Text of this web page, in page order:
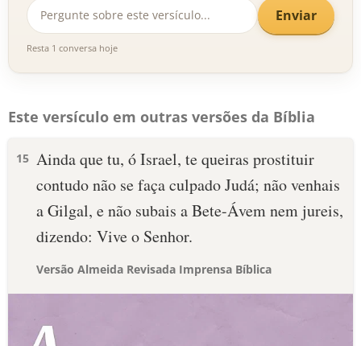
Enviar
Resta 1 conversa hoje
Este versículo em outras versões da Bíblia
15 Ainda que tu, ó Israel, te queiras prostituir
contudo não se faça culpado Judá; não venhais
a Gilgal, e não subais a Bete-Ávem nem jureis,
dizendo: Vive o Senhor.
Versão Almeida Revisada Imprensa Bíblica